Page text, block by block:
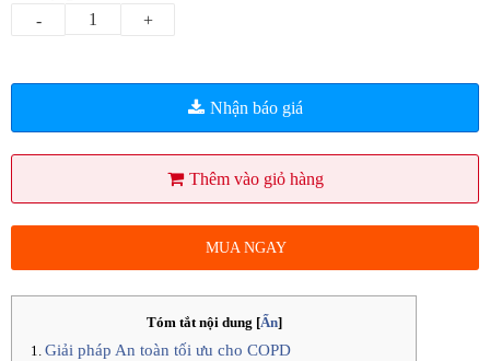
-
+
Nhận báo giá
Thêm vào giỏ hàng
MUA NGAY
Tóm tắt nội dung [Ẩn]
Giải pháp An toàn tối ưu cho COPD